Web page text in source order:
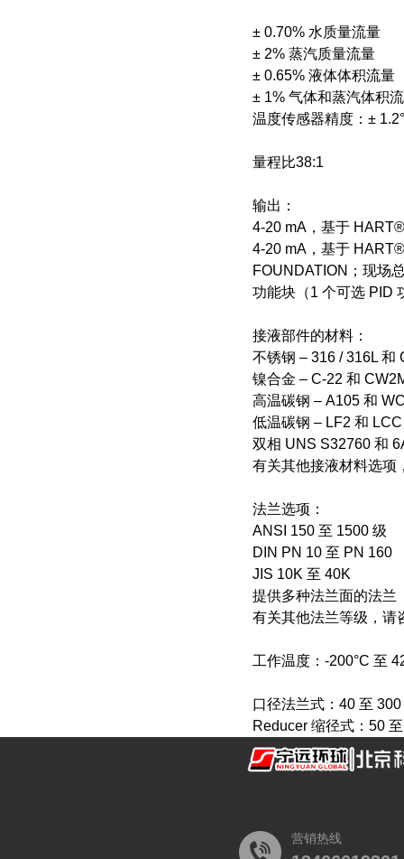
± 0.70% 水质量流量
± 2% 蒸汽质量流量
± 0.65% 液体体积流量
± 1% 气体和蒸汽体积
温度传感器精度：±
量程比38:1
输出：
4-20 mA，基于
4-20 mA，基于
FOUNDATION；现场
功能块（1 个可选 PID
接液部件的材料：
不锈钢 – 316 / 316L 和
镍合金 – C-22 和
高温碳钢 – A105 和
低温碳钢 – LF2 和 LCC
双相 UNS S32760 和
有关其他接液材料选项
法兰选项：
ANSI 150 至 1500 级
DIN PN 10 至 PN 160
JIS 10K 至 40K
提供多种法兰面的法兰
有关其他法兰等级，请
工作温度：-200°C 至
口径法兰式：40 至
Reducer 缩径式：50
营销热线